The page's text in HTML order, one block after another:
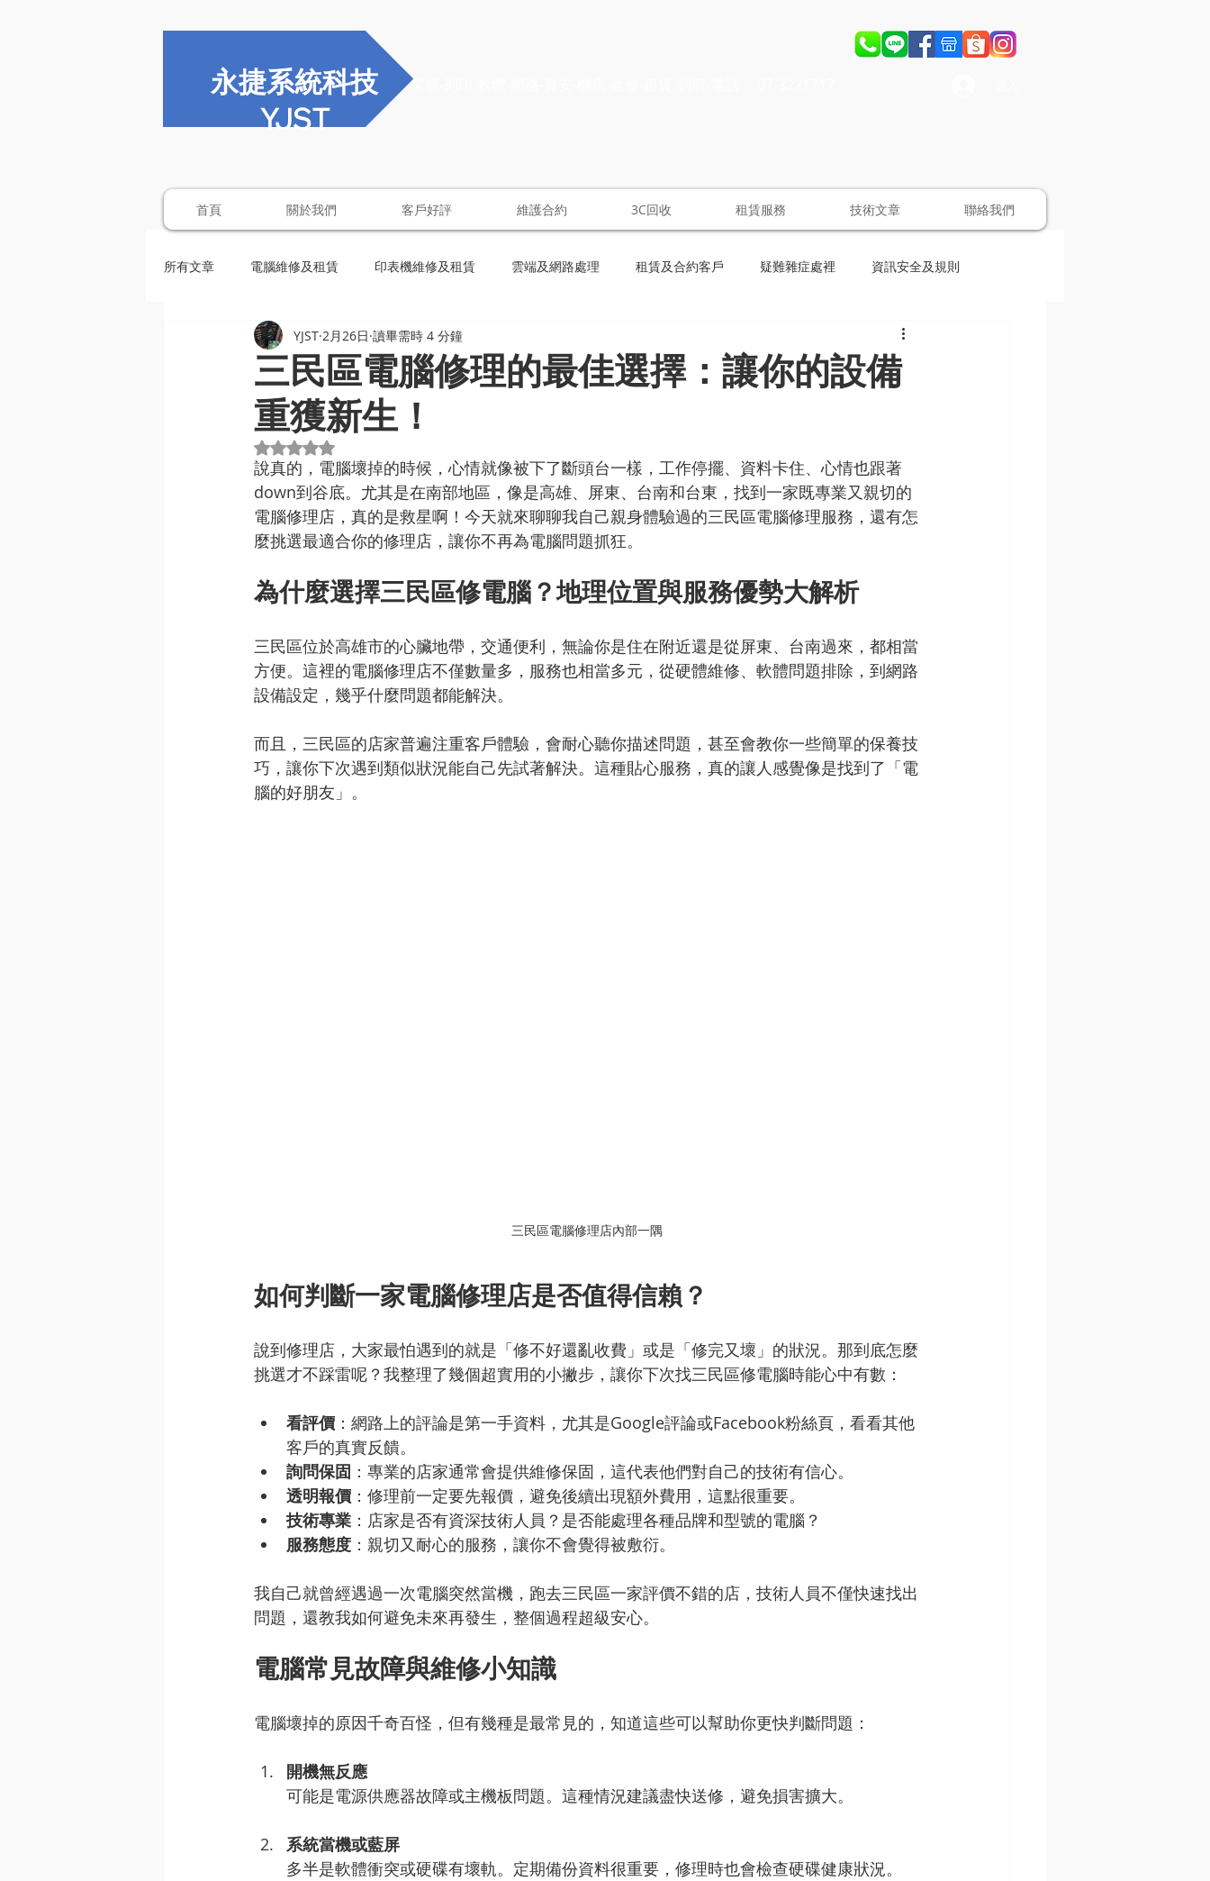
永捷系統科技
YJST
電腦-列印-軟體-網路-資安-機房-維修-租賃-到府-電話： 07-3221717
首頁 關於我們 客戶好評 維護合約 3C回收 租賃服務 技術文章 聯絡我們
所有文章 電腦維修及租賃 印表機維修及租賃 雲端及網路處理 租賃及合約客戶 疑難雜症處裡 資訊安全及規則
三民區電腦修理的最佳選擇：讓你的設備
重獲新生！
YJST 2月26日 讀畢需時 4 分鐘
評等為 NaN（最高為 5 顆星）。
說真的，電腦壞掉的時候，心情就像被下了斷頭台一樣，工作停擺、資料卡住、心情也跟著
down到谷底。尤其是在南部地區，像是高雄、屏東、台南和台東，找到一家既專業又親切的
電腦修理店，真的是救星啊！今天就來聊聊我自己親身體驗過的三民區電腦修理服務，還有怎
麼挑選最適合你的修理店，讓你不再為電腦問題抓狂。
為什麼選擇三民區修電腦？地理位置與服務優勢大解析
三民區位於高雄市的心臟地帶，交通便利，無論你是住在附近還是從屏東、台南過來，都相當
方便。這裡的電腦修理店不僅數量多，服務也相當多元，從硬體維修、軟體問題排除，到網路
設備設定，幾乎什麼問題都能解決。
而且，三民區的店家普遍注重客戶體驗，會耐心聽你描述問題，甚至會教你一些簡單的保養技
巧，讓你下次遇到類似狀況能自己先試著解決。這種貼心服務，真的讓人感覺像是找到了「電
腦的好朋友」。
三民區電腦修理店內部一隅
如何判斷一家電腦修理店是否值得信賴？
說到修理店，大家最怕遇到的就是「修不好還亂收費」或是「修完又壞」的狀況。那到底怎麼
挑選才不踩雷呢？我整理了幾個超實用的小撇步，讓你下次找三民區修電腦時能心中有數：
看評價 ：網路上的評論是第一手資料，尤其是Google評論或Facebook粉絲頁，看看其他
客戶的真實反饋。
詢問保固 ：專業的店家通常會提供維修保固，這代表他們對自己的技術有信心。
透明報價 ：修理前一定要先報價，避免後續出現額外費用，這點很重要。
技術專業 ：店家是否有資深技術人員？是否能處理各種品牌和型號的電腦？
服務態度 ：親切又耐心的服務，讓你不會覺得被敷衍。
我自己就曾經遇過一次電腦突然當機，跑去三民區一家評價不錯的店，技術人員不僅快速找出
問題，還教我如何避免未來再發生，整個過程超級安心。
電腦常見故障與維修小知識
電腦壞掉的原因千奇百怪，但有幾種是最常見的，知道這些可以幫助你更快判斷問題：
開機無反應
可能是電源供應器故障或主機板問題。這種情況建議盡快送修，避免損害擴大。
系統當機或藍屏
多半是軟體衝突或硬碟有壞軌。定期備份資料很重要，修理時也會檢查硬碟健康狀況。